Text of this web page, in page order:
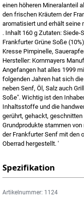
einen höheren Mineralanteil
den frischen Kräutern der
aromatisiert und erhält seine
. Inhalt 160 g Zutaten:
Frankfurter Grüne Soße
Kresse Pimpinelle,
Hersteller: Kornmayers
Angefangen hat alles 1999
folgenden Jahren hat sich
neben Senf, Öl, Salz auch
Soße". Wichtig ist den
Inhaltsstoffe und die
gerührt, gehackt,
Grundprodukte stammen von
der Frankfurter Senf mit den
Oberrad hergestellt. '
Spezifikation
Artikelnummer: 1124